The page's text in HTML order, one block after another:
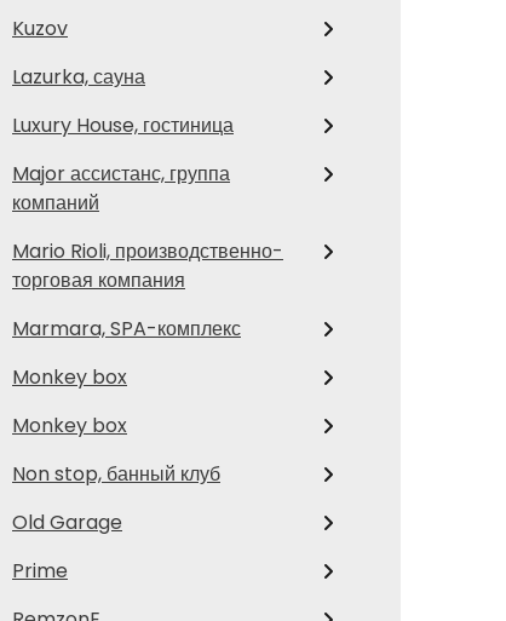
Kuzov
Lazurka, сауна
Luxury House, гостиница
Major ассистанс, группа
компаний
Mario Rioli, производственно-
торговая компания
Marmara, SPA-комплекс
Monkey box
Monkey box
Non stop, банный клуб
Old Garage
Prime